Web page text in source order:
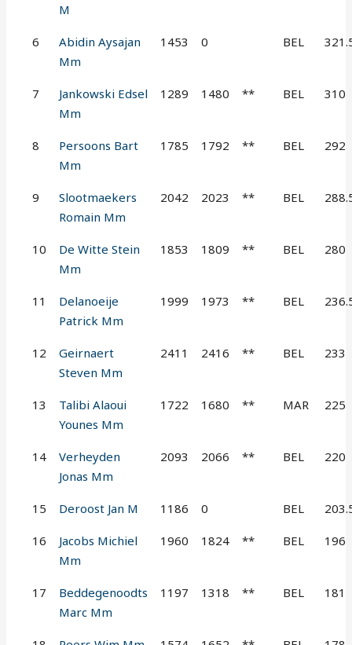
M
6
Abidin Aysajan
Mm
1453 0 BEL
7
Jankowski Edsel
Mm
1289 1480 ** BEL 310
8
Persoons Bart
Mm
1785 1792 ** BEL 292
9
Slootmaekers
Romain Mm
2042 2023 ** BEL
10
De Witte Stein
Mm
1853 1809 ** BEL 280
11
Delanoeije
Patrick Mm
1999 1973 ** BEL
12
Geirnaert
Steven Mm
2411 2416 ** BEL 233
13
Talibi Alaoui
Younes Mm
1722 1680 ** MAR 225
14
Verheyden
Jonas Mm
2093 2066 ** BEL 220
15 Deroost Jan M 1186 0 BEL
16
Jacobs Michiel
Mm
1960 1824 ** BEL 196
17
Beddegenoodts
Marc Mm
1197 1318 ** BEL 181